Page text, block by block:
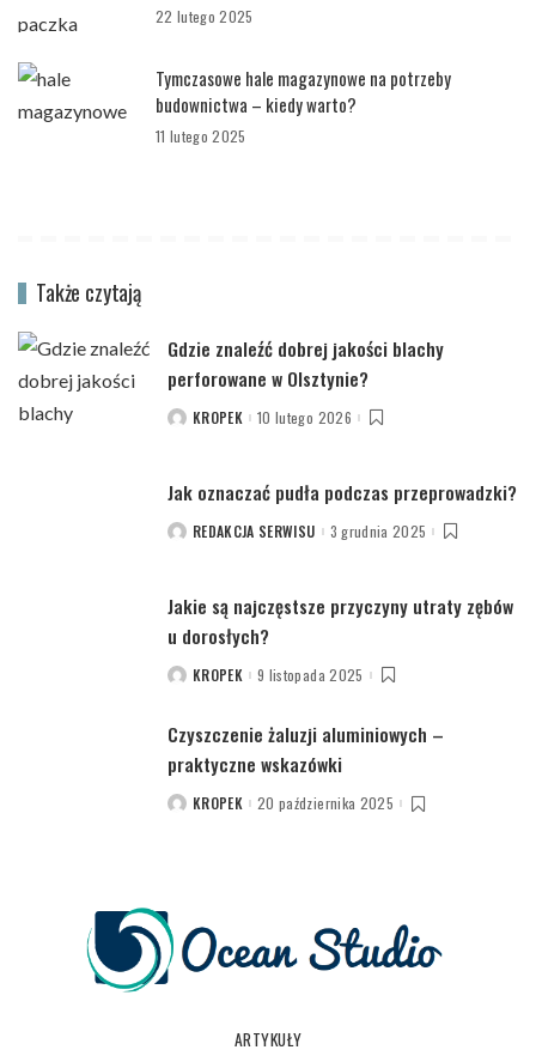
22 lutego 2025
Tymczasowe hale magazynowe na potrzeby
budownictwa – kiedy warto?
11 lutego 2025
Także czytają
Gdzie znaleźć dobrej jakości blachy
perforowane w Olsztynie?
POSTEDKROPEK 10 lutego 2026
Jak oznaczać pudła podczas przeprowadzki?
POSTEDREDAKCJA SERWISU 3 grudnia 2025
Jakie są najczęstsze przyczyny utraty zębów
u dorosłych?
POSTEDKROPEK 9 listopada 2025
Czyszczenie żaluzji aluminiowych –
praktyczne wskazówki
POSTEDKROPEK 20 października 2025
ARTYKUŁY